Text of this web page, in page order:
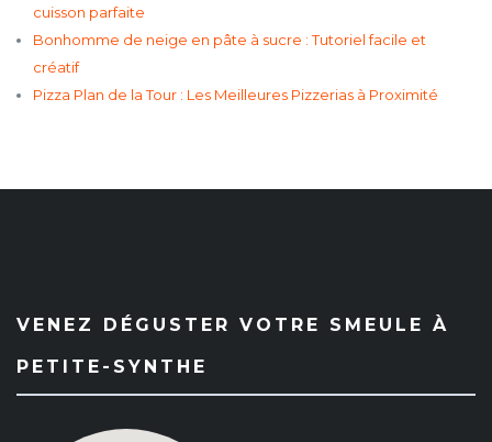
cuisson parfaite
Bonhomme de neige en pâte à sucre : Tutoriel facile et
créatif
Pizza Plan de la Tour : Les Meilleures Pizzerias à Proximité
VENEZ DÉGUSTER VOTRE SMEULE À
PETITE-SYNTHE